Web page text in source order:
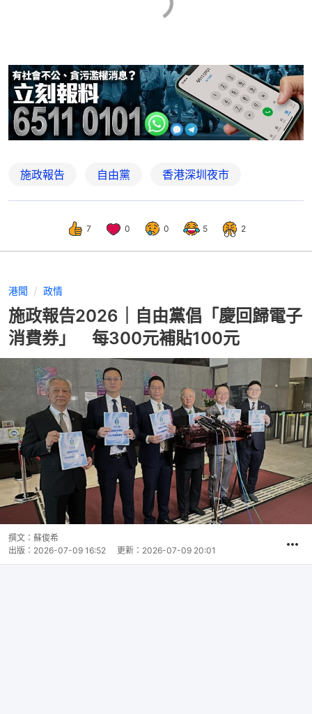
施政報告 自由黨 香港深圳夜市
7 0 0 5 2
港聞 政情
施政報告2026｜自由黨倡「慶回歸電子
消費券」 每300元補貼100元
撰文： 蘇俊希
出版： 2026-07-09 16:52 更新： 2026-07-09 20:01